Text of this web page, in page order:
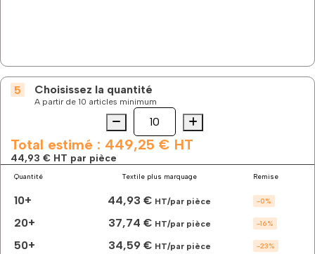
Choisissez la quantité
A partir de 10 articles minimum
Quantité
quantité
La
polaire
éco-
responsable
personnaliser
Total estimé : 449,25 € HT
44,93 € HT par pièce
Quantité Textile plus marquage Remise
10+ 44,93 € HT/par pièce -0%
20+ 37,74 € HT/par pièce -16%
50+ 34,59 € HT/par pièce -23%